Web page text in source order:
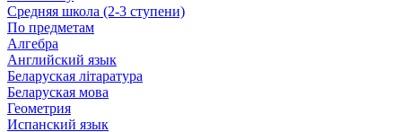
Средняя школа (2-3 ступени)
По предметам
Алгебра
Английский язык
Беларуская літаратура
Беларуская мова
Геометрия
Испанский язык